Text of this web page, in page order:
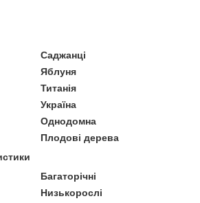
Саджанці
Яблуня
Титанія
Україна
Однодомна
Плодові дерева
Багаторічні
Низькорослі